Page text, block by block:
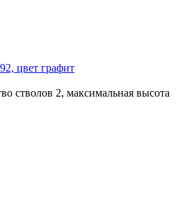
цвет графит
стволов 2, максимальная высота